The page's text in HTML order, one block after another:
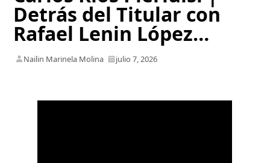
Detrás del Titular con
Rafael Lenin López…
Nailin Marinela Molina julio 7, 2026